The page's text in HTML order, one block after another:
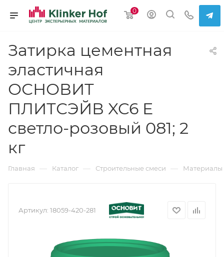
0
Затирка цементная
эластичная
ОСНОВИТ
ПЛИТСЭЙВ XC6 E
светло-розовый 081; 2
кг
Главная — Каталог — Строительные смеси — Материалы
Артикул: 18059-420-281